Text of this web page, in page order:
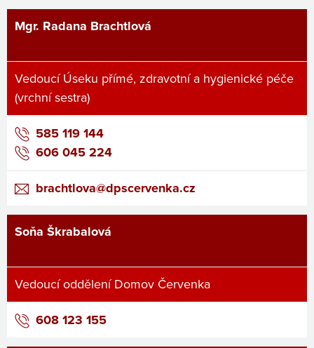
Mgr. Radana Brachtlová
Vedoucí Úseku přímé, zdravotní a hygienické péče
(vrchní sestra)
585 119 144
606 045 224
brachtlova@dpscervenka.cz
Soňa Škrabalová
Vedoucí oddělení Domov Červenka
608 123 155